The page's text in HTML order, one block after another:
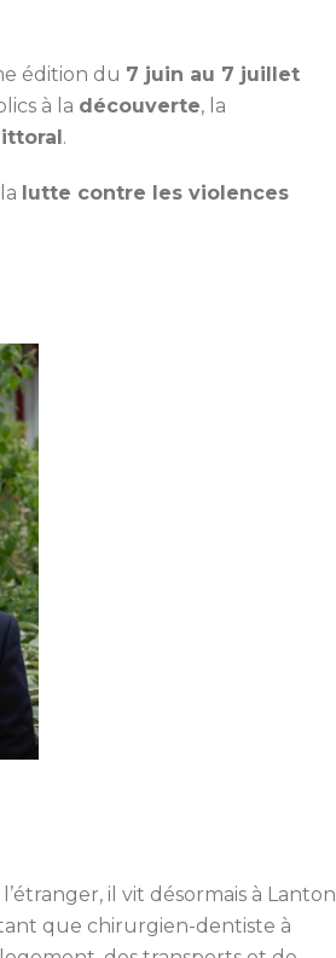
édition du 7 juin au 7 juillet
à la découverte, la
.
lutte contre les violences
il vit désormais à Lanton
tant que chirurgien-dentiste à